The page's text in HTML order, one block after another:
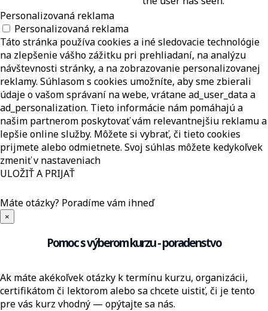
Personalizovaná reklama
Personalizovaná reklama
Táto stránka používa cookies a iné sledovacie technológie
na zlepšenie vášho zážitku pri prehliadaní, na analýzu
návštevnosti stránky, a na zobrazovanie personalizovanej
reklamy. Súhlasom s cookies umožníte, aby sme zbierali
údaje o vašom správaní na webe, vrátane ad_user_data a
ad_personalization. Tieto informácie nám pomáhajú a
našim partnerom poskytovať vám relevantnejšiu reklamu a
lepšie online služby. Môžete si vybrať, či tieto cookies
prijmete alebo odmietnete. Svoj súhlas môžete kedykoľvek
zmeniť v nastaveniach
ULOŽIŤ A PRIJAŤ
Máte otázky? Poradíme vám ihneď
×
Pomoc s výberom kurzu - poradenstvo
Ak máte akékoľvek otázky k termínu kurzu, organizácii,
certifikátom či lektorom alebo sa chcete uistiť, či je tento
pre vás kurz vhodný — opýtajte sa nás.